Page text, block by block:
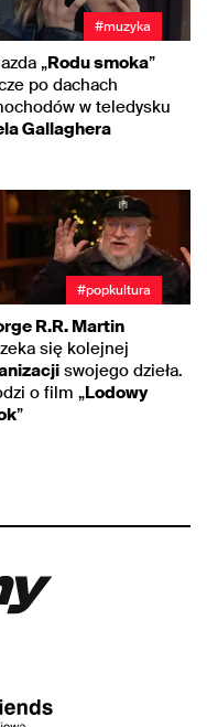
#muzyka
„Rodu smoka”
po dachach
w teledysku
Gallaghera
#popkultura
R.R. Martin
się kolejnej
swojego dzieła.
o film „Lodowy
”